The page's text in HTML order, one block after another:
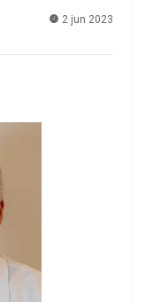
2 jun 2023